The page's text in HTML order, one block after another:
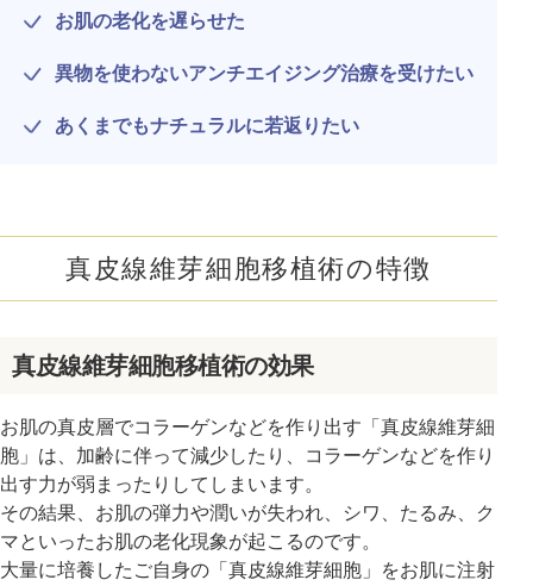
お肌の老化を遅らせた
異物を使わないアンチエイジング治療を受けたい
あくまでもナチュラルに若返りたい
真皮線維芽細胞移植術の特徴
真皮線維芽細胞移植術の効果
お肌の真皮層でコラーゲンなどを作り出す「真皮線維芽細
胞」は、加齢に伴って減少したり、コラーゲンなどを作り
出す力が弱まったりしてしまいます。
その結果、お肌の弾力や潤いが失われ、シワ、たるみ、ク
マといったお肌の老化現象が起こるのです。
大量に培養したご自身の「真皮線維芽細胞」をお肌に注射